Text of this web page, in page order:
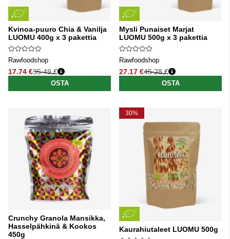
Kvinoa-puuro Chia & Vanilja
LUOMU 400g x 3 pakettia
Rawfoodshop
17.74 €
Normaali hinta
35.49 €
OSTA
Mysli Punaiset Marjat
LUOMU 500g x 3 pakettia
Rawfoodshop
27.17 €
Normaali hinta
45.28 €
OSTA
Crunchy Granola Mansikka,
Hasselpähkinä & Kookos
450g
30%
Kaurahiutaleet LUOMU 500g